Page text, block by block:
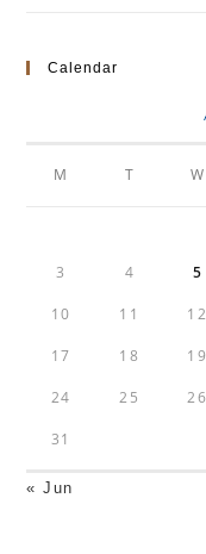
Calendar
M T W
3 4 5
10 11 12
17 18 19
24 25 26
31
« Jun